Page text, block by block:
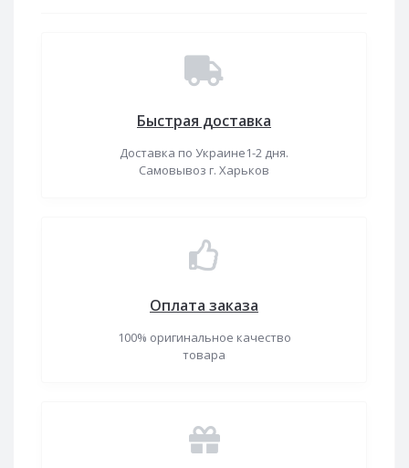
Быстрая доставка
Доставка по Украине1-2 дня.
Самовывоз г. Харьков
Оплата заказа
100% оригинальное качество
товара